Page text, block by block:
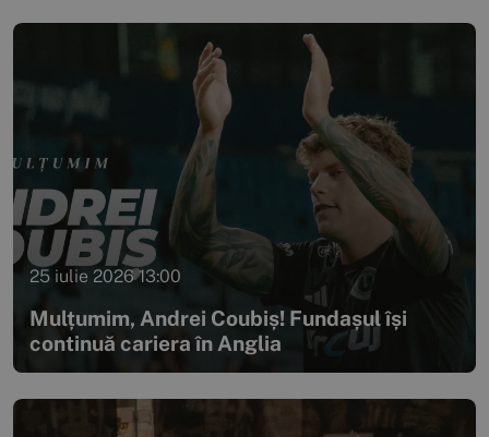
25 iulie 2026 13:00
Mulțumim, Andrei Coubiș! Fundașul își
continuă cariera în Anglia